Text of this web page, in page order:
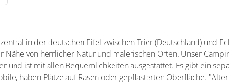
in der deutschen Eifel zwischen Trier (Deutschland) und
Nähe von herrlicher Natur und malerischen Orten. Unser
und ist mit allen Bequemlichkeiten ausgestattet. Es gibt ein
haben Plätze auf Rasen oder gepflasterten Oberfläche.